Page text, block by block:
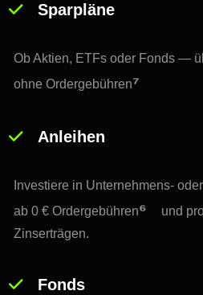
Sparpläne
Ob Aktien, ETFs oder Fonds —
ohne Ordergebühren⁷
Anleihen
Investiere in Unternehmens-
ab 0 € Ordergebühren⁶
und
Zinserträgen.
Fonds